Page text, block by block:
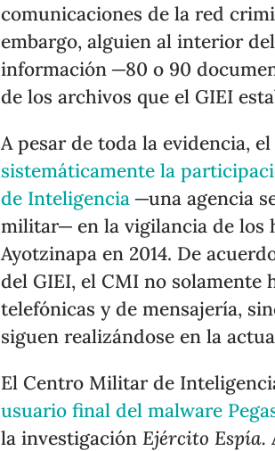
comunicaciones de la red
embargo, alguien al interior
información ─80 o 90
de los archivos que el GIEI
A pesar de toda la evidencia,
sistemáticamente la
de Inteligencia ─una agencia
militar─ en la vigilancia de los
Ayotzinapa en 2014. De
del GIEI, el CMI no solamente
telefónicas y de mensajería,
siguen realizándose en la
El Centro Militar de
usuario final del malware
la investigaciónEjército Espía.